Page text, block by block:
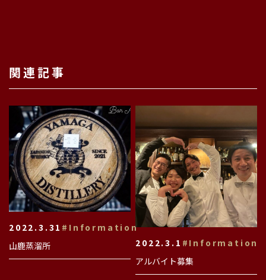
関連記事
2022.3.31 #Information
山鹿蒸溜所
2022.3.1 #Information
アルバイト募集